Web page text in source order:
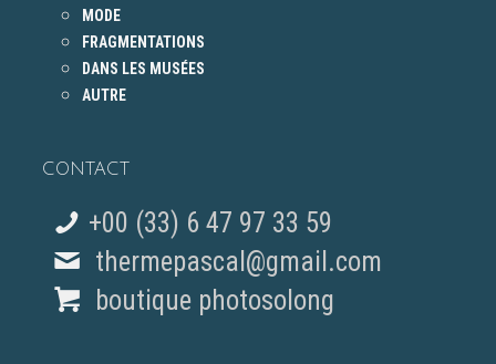
MODE
FRAGMENTATIONS
DANS LES MUSÉES
AUTRE
CONTACT
+00 (33) 6 47 97 33 59
thermepascal@gmail.com
boutique photosolong